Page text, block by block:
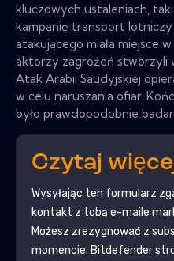
kluczowych ustaleniach,
kampanię transport
atakującego miała miejsce
aktorzy zagrożeń stworzyli
Atak Arabii Saudyjskiej
w celu naruszania ofiar.
było prawdopodobnie
Czytaj
Wysyłając ten formularz
kontakt z tobą e-maile
Możesz zrezygnować z
momencie. Bitdefender